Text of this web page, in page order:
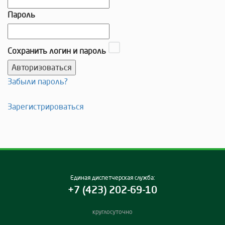
Пароль
Сохранить логин и пароль
Забыли пароль?
Зарегистрироваться
Единая диспетчерская служба:
+7 (423) 202-69-10
круглосуточно